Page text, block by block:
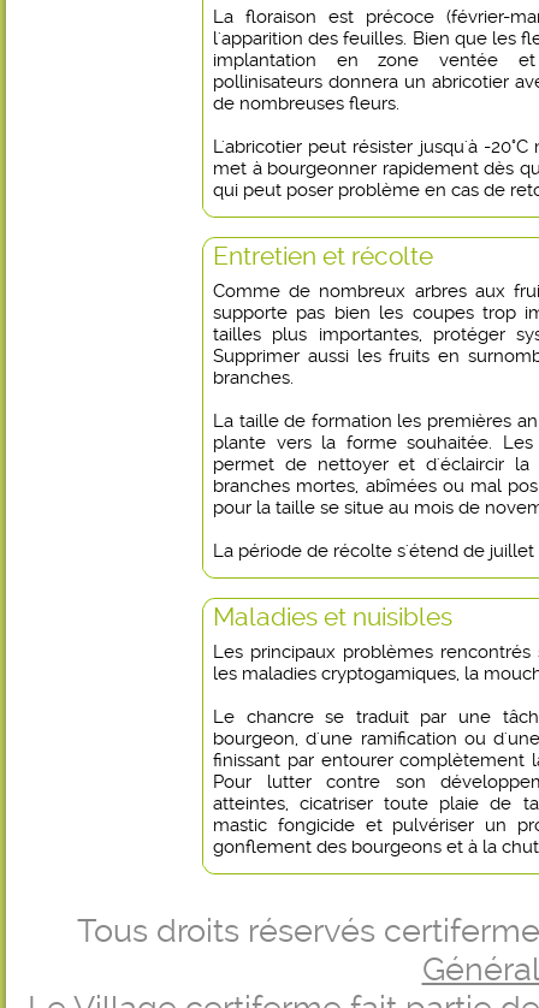
La floraison est précoce (février-
l'apparition des feuilles. Bien que les
implantation en zone ventée
pollinisateurs donnera un abricotier
de nombreuses fleurs.
L'abricotier peut résister jusqu'à -
met à bourgeonner rapidement dès
qui peut poser problème en cas de
Entretien et récolte
Comme de nombreux arbres aux
supporte pas bien les coupes trop
tailles plus importantes, protéger
Supprimer aussi les fruits en
branches.
La taille de formation les premières
plante vers la forme souhaitée.
permet de nettoyer et d'éclaircir la
branches mortes, abîmées ou mal
pour la taille se situe au mois de
La période de récolte s'étend de juillet
Maladies et nuisibles
Les principaux problèmes
les maladies cryptogamiques, la
Le chancre se traduit par une
bourgeon, d'une ramification ou
finissant par entourer complètement
Pour lutter contre son
atteintes, cicatriser toute plaie de
mastic fongicide et pulvériser un
gonflement des bourgeons et à la
Tous droits réservés